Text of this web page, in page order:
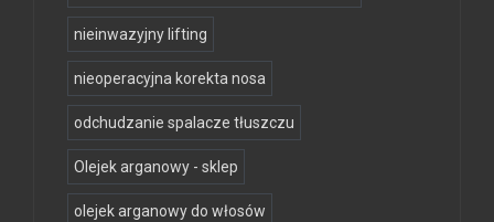
nieinwazyjny lifting
nieoperacyjna korekta nosa
odchudzanie spalacze tłuszczu
Olejek arganowy - sklep
olejek arganowy do włosów